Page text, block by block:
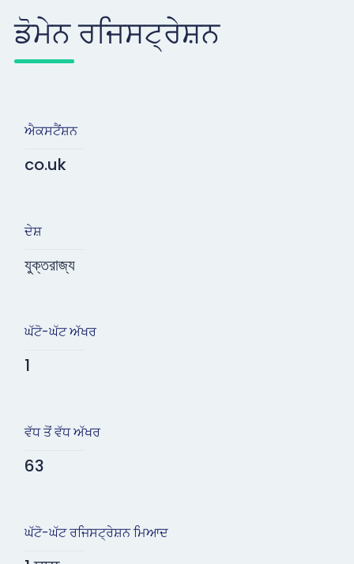
ਡੋਮੇਨ ਰਜਿਸਟ੍ਰੇਸ਼ਨ
ਐਕਸਟੈਂਸ਼ਨ
co.uk
ਦੇਸ਼
যুক্তরাজ্য
ਘੱਟੋ-ਘੱਟ ਅੱਖਰ
1
ਵੱਧ ਤੋਂ ਵੱਧ ਅੱਖਰ
63
ਘੱਟੋ-ਘੱਟ ਰਜਿਸਟ੍ਰੇਸ਼ਨ ਮਿਆਦ